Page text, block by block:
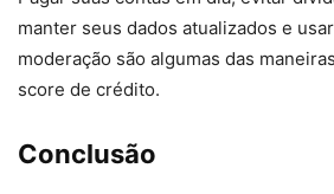
manter seus dados atualizados e
moderação são algumas das
score de crédito.
Conclusão